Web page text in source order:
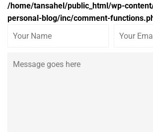
/home/tansahel/public_html/wp-
personal-blog/inc/comment-